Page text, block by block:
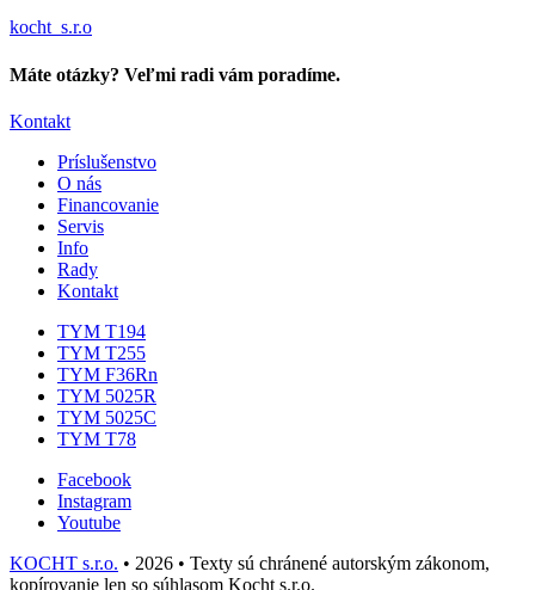
kocht_s.r.o
Máte otázky? Veľmi radi vám poradíme.
Kontakt
Príslušenstvo
O nás
Financovanie
Servis
Info
Rady
Kontakt
TYM T194
TYM T255
TYM F36Rn
TYM 5025R
TYM 5025C
TYM T78
Facebook
Instagram
Youtube
KOCHT s.r.o. • 2026 • Texty sú chránené autorským zákonom,
kopírovanie len so súhlasom Kocht s.r.o.